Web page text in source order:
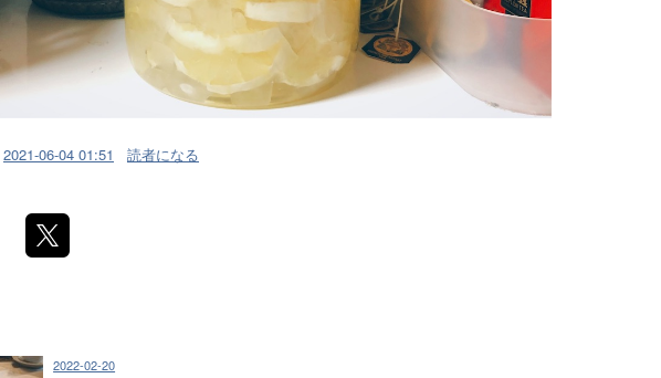
2021-06-04 01:51 読者になる
2022-02-20